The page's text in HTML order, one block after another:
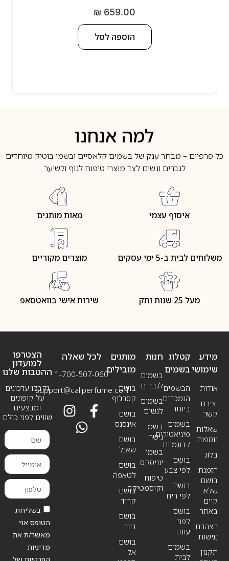
₪ 659.00
הוספה לסל
למה אנחנו
כל פרפיום – מבחר ענק של בשמים קלאסיים ובשמי בוטיק מיוחדים
לגברים ונשים לצד מוצרי טיפוח לגוף ולשיער
איסוף עצמי מאות מותגים
משלוחים לבית ב-5 ימי עסקים מוצרים מקוריים
מעל 25 שנות ותק שירות אישי בוואטסאפ
מידע
שימושי
אודות
יצירת
קשר
שאלות
נוספות
בלוג
הזמנת
בושם
שלא
קיים
באתר
הצהרת
נגישות
תקנון
חנות
בשמים
לגברים
בשמים
לנשים
בשמי
נישה
בשמי
יוניסקס
טיפוח
וקוסמטיקה
קטלוג
בשמים
הבשמים
הנמכרים
ביותר
בשמים
מיניאטורים
/ דוגמיות
בושם
לפי צבע
בושם
לפי ריח
בושם
לפני
עונה
בשמים
לבית
מותגים
מובילים
בושם
קסרג’וף
בושם
אינסנס
בושם
שאנל
בושם
לטאפה
בושם
קריד
בושם
דיור
בושם
אל
לכל שאלה
1-700-507-060
support@callperfume.co.il
הצטרפו
למועדון
ההטבות שלנו
וקבלו עדכונים
על קופונים
ומבצעים
שווים לפני כולם
בשליחת
הטופס אני
מאשר/ת את
מדיניות